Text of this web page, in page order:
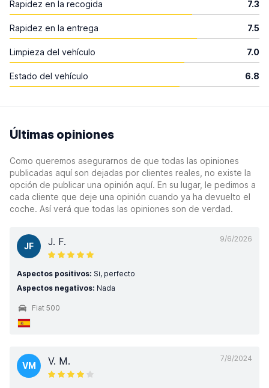
Rapidez en la recogida 7.3
Rapidez en la entrega 7.5
Limpieza del vehículo 7.0
Estado del vehículo 6.8
Últimas opiniones
Como queremos asegurarnos de que todas las opiniones
publicadas aquí son dejadas por clientes reales, no existe la
opción de publicar una opinión aquí. En su lugar, le pedimos a
cada cliente que deje una opinión cuando ya ha devuelto el
coche. Así verá que todas las opiniones son de verdad.
9/6/2026
JF J. F.
Aspectos positivos: Si, perfecto
Aspectos negativos: Nada
Fiat 500
7/8/2024
VM V. M.